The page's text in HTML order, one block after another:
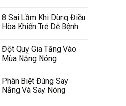
8 Sai Lầm Khi Dùng Điều
Hòa Khiến Trẻ Dễ Bệnh
Đột Quỵ Gia Tăng Vào
Mùa Nắng Nóng
Phân Biệt Đúng Say
Nắng Và Say Nóng